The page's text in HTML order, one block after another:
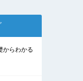
からわかる